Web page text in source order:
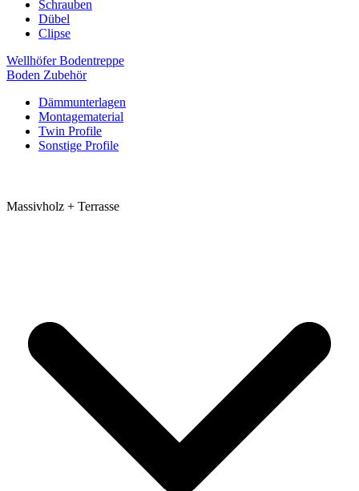
Schrauben
Dübel
Clipse
Wellhöfer Bodentreppe
Boden Zubehör
Dämmunterlagen
Montagematerial
Twin Profile
Sonstige Profile
Massivholz + Terrasse